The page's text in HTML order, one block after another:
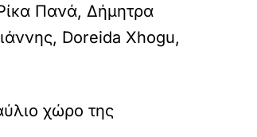
Πανά, Δήμητρα
Doreida Xhogu,
χώρο της